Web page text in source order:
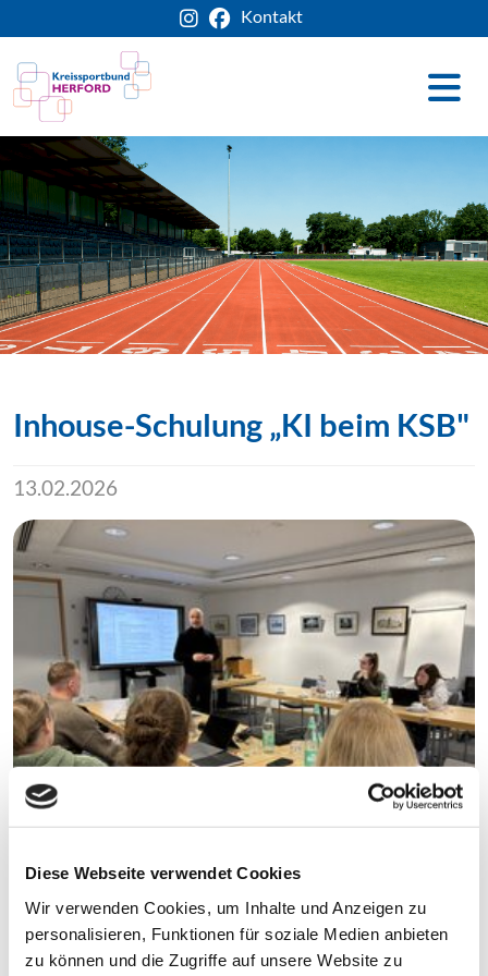
Diese Webseite verwendet Cookies
Wir verwenden Cookies, um Inhalte und Anzeigen zu
personalisieren, Funktionen für soziale Medien anbieten
zu können und die Zugriffe auf unsere Website zu
Kontakt
Inhouse-Schulung „KI beim KSB"
13.02.2026
Wie kann Künstliche Intelligenz unsere tägliche
Arbeit sinnvoll unterstützen – ohne